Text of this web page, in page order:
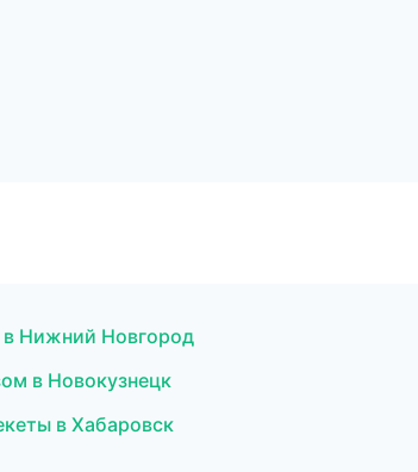
в Нижний Новгород
в Новокузнецк
в Хабаровск